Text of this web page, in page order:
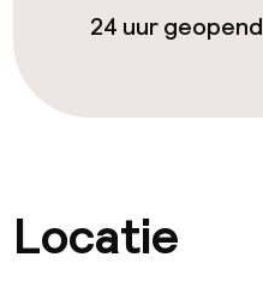
Beleid
Overal rookvrij
24 uur geopend
Locatie